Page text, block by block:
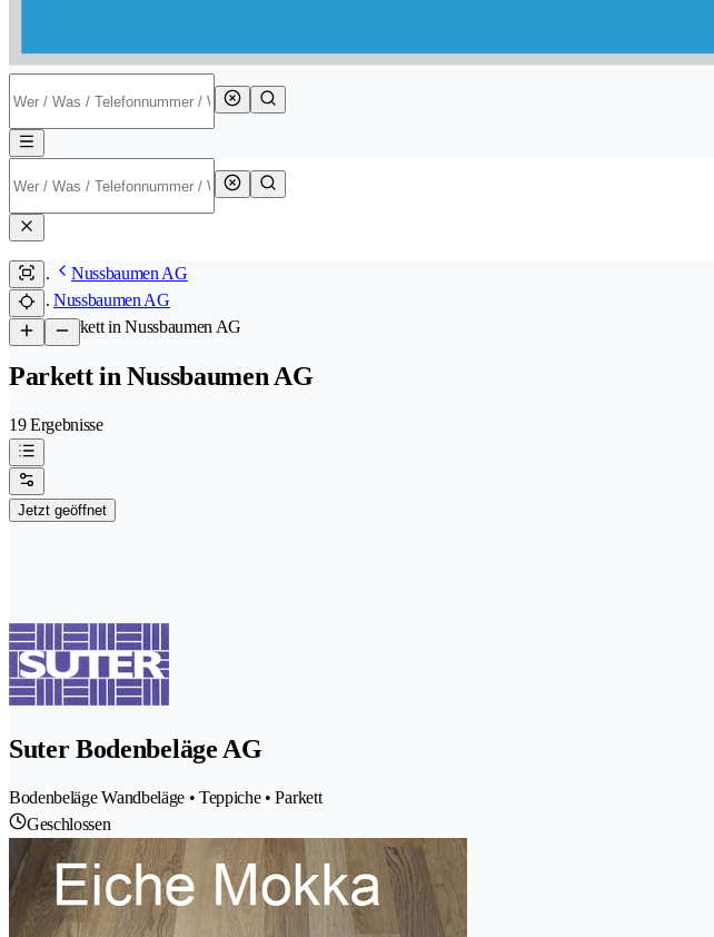
Nussbaumen AG
Nussbaumen AG
/Parkett in Nussbaumen AG
Parkett in Nussbaumen AG
19 Ergebnisse
Jetzt geöffnet
Suter Bodenbeläge AG
Bodenbeläge Wandbeläge • Teppiche • Parkett
Geschlossen